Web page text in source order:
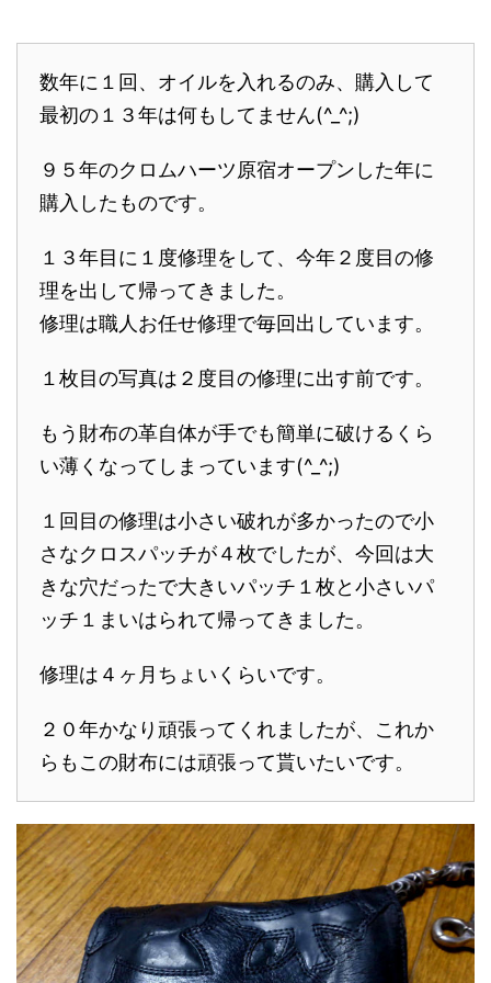
数年に１回、オイルを入れるのみ、購入して
最初の１３年は何もしてません(^_^;)
９５年のクロムハーツ原宿オープンした年に
購入したものです。
１３年目に１度修理をして、今年２度目の修
理を出して帰ってきました。
修理は職人お任せ修理で毎回出しています。
１枚目の写真は２度目の修理に出す前です。
もう財布の革自体が手でも簡単に破けるくら
い薄くなってしまっています(^_^;)
１回目の修理は小さい破れが多かったので小
さなクロスパッチが４枚でしたが、今回は大
きな穴だったで大きいパッチ１枚と小さいパ
ッチ１まいはられて帰ってきました。
修理は４ヶ月ちょいくらいです。
２０年かなり頑張ってくれましたが、これか
らもこの財布には頑張って貰いたいです。